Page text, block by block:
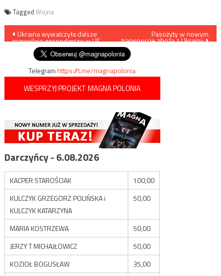
Tagged Wojna
Nawigacja
wpisu
Ukraina wywalczyła dalsze
przywileje gospodarcze w UE
Pasożyty w nowym
transporcie zboża z Ukrainy
Telegramhttps://t.me/magnapolonia
WESPRZYJ PROJEKT MAGNA POLONIA
Darczyńcy - 6.08.2026
KACPER STAROŚCIAK
100,00
KULCZYK GRZEGORZ POLIŃSKA i
KULCZYK KATARZYNA
50,00
MARIA KOSTRZEWA
50,00
JERZY T MICHAJŁOWICZ
50,00
KOZIOŁ BOGUSŁAW
35,00